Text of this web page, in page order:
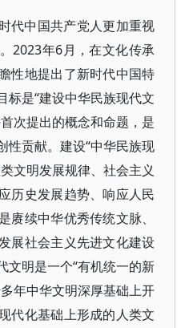
代中国共产党人更加重视
2023年6月，在文化传承
性地提出了新时代中国特
标是“建设中华民族现代文
次提出的概念和命题，是
性贡献。建设“中华民族现
文明发展规律、社会主义
历史发展趋势、响应人民
赓续中华优秀传统文脉、
展社会主义先进文化建设
文明是一个“有机统一的新
年中华文明深厚基础上开
代化基础上形成的人类文